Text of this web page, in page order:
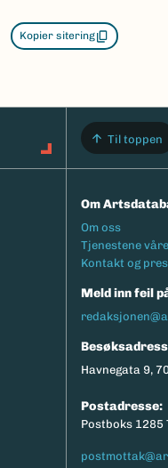
Kopier sitering
Til toppen
Om
Footermeny
Om oss
Tjenestene våre
Kontakt og
Meld inn feil
Havnegata 9,
Postadresse:
Postboks 1285